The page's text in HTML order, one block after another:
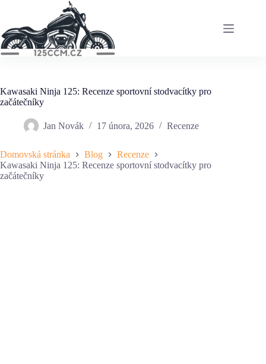
content
Kawasaki Ninja 125: Recenze sportovní stodvacítky pro
začátečníky
Jan Novák 17 února, 2026 Recenze
Domovská stránka Blog
Recenze
Kawasaki Ninja 125: Recenze sportovní stodvacítky pro
začátečníky